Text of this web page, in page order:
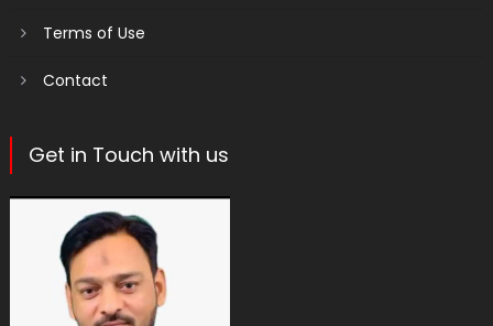
Terms of Use
Contact
Get in Touch with us